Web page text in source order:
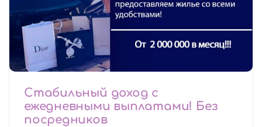
Стабильный доход с
ежедневными выплатами! Без
посредников